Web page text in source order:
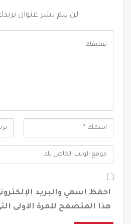
لن يتم نشر عنوان
احفظ اسمي والبريد
هذا المتصفح للمرة الأولى